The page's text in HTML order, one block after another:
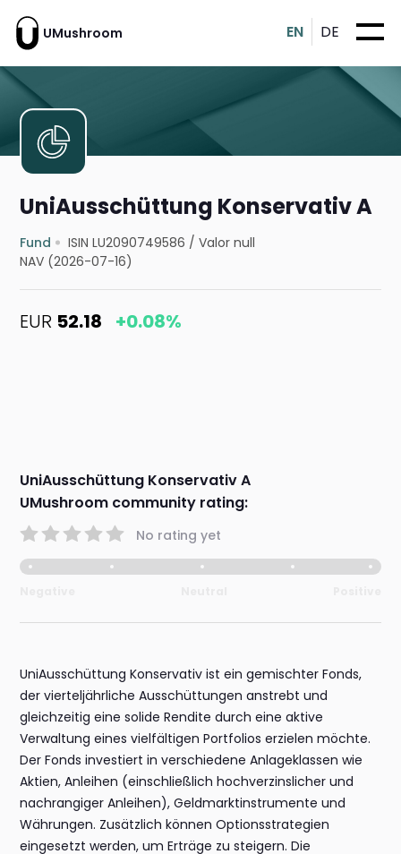
UMushroom EN DE
UniAusschüttung Konservativ A
Fund ISIN LU2090749586 /Valor null
NAV (2026-07-16)
EUR 52.18 +0.08%
UniAusschüttung Konservativ A
UMushroom community rating:
No rating yet
UniAusschüttung Konservativ ist ein gemischter Fonds,
der vierteljährliche Ausschüttungen anstrebt und
gleichzeitig eine solide Rendite durch eine aktive
Verwaltung eines vielfältigen Portfolios erzielen möchte.
Der Fonds investiert in verschiedene Anlageklassen wie
Aktien, Anleihen (einschließlich hochverzinslicher und
nachrangiger Anleihen), Geldmarktinstrumente und
Währungen. Zusätzlich können Optionsstrategien
eingesetzt werden, um Erträge zu steigern. Die